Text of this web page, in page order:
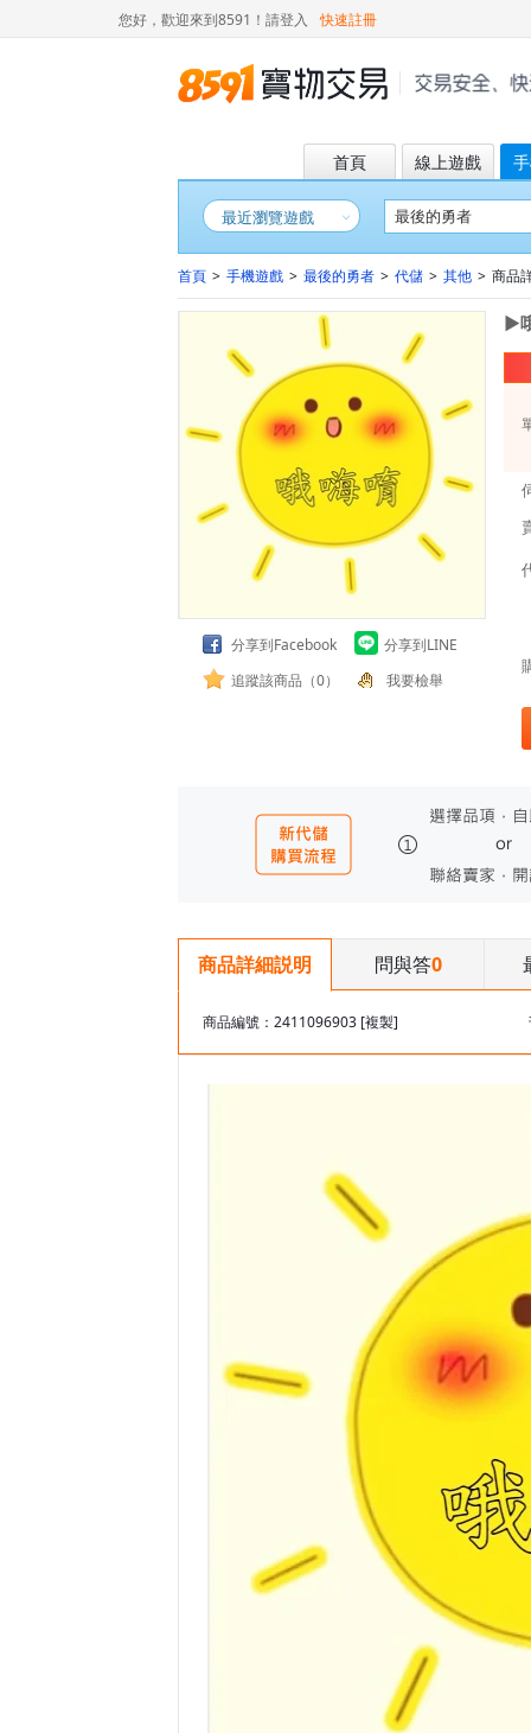
您好，歡迎來到8591！ 請登入 快速註冊
首頁 線上遊戲
最近瀏覽遊戲
首頁 > 手機遊戲 > 最後的勇者 > 代儲 > 其他 > 商品
分享到Facebook
分享到LINE
追蹤該商品（0）
我要檢舉
►
商品詳細説明 問與答0
商品編號：2411096903 [複製]